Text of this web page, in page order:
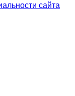
сайта